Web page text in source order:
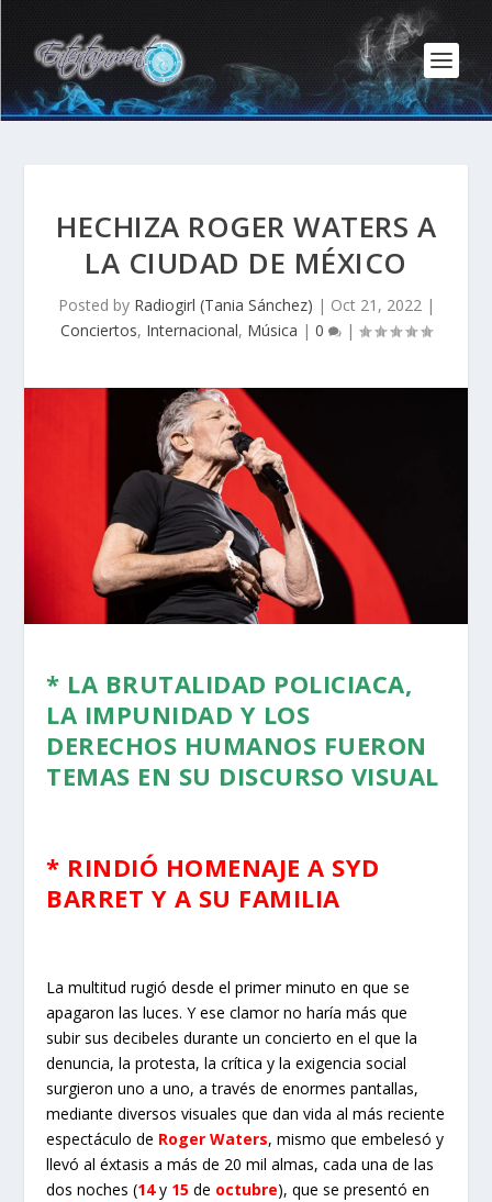
HECHIZA ROGER WATERS A
LA CIUDAD DE MÉXICO
Posted by Radiogirl (Tania Sánchez) | Oct 21, 2022|
Conciertos, Internacional, Música | 0 |
* LA BRUTALIDAD POLICIACA,
LA IMPUNIDAD Y LOS
DERECHOS HUMANOS FUERON
TEMAS EN SU DISCURSO VISUAL
* RINDIÓ HOMENAJE A SYD
BARRET Y A SU FAMILIA
La multitud rugió desde el primer minuto en que se
apagaron las luces. Y ese clamor no haría más que
subir sus decibeles durante un concierto en el que la
denuncia, la protesta, la crítica y la exigencia social
surgieron uno a uno, a través de enormes pantallas,
mediante diversos visuales que dan vida al más reciente
espectáculo de Roger Waters, mismo que embelesó y
llevó al éxtasis a más de 20 mil almas, cada una de las
dos noches (14y 15 de octubre), que se presentó en